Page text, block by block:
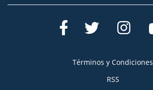
Términos y Condiciones
RSS